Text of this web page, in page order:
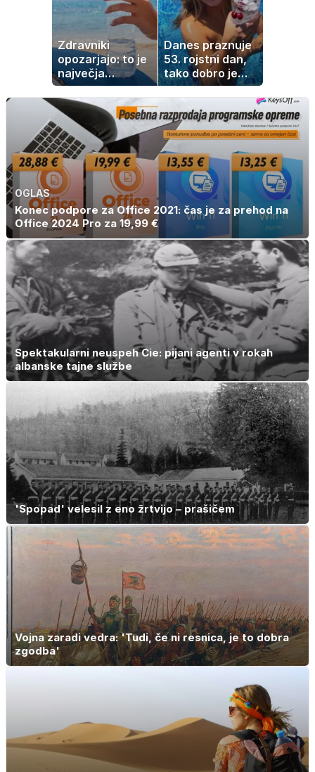
Zdravniki
opozarjajo: to je
največja
napaka, ki jo
ljudje delajo med
vročino
Danes praznuje
53. rojstni dan,
tako dobro je
videti znana
Slovenka
OGLAS
Konec podpore za Office 2021: čas je za prehod na
Office 2024 Pro za 19,99 €
Spektakularni neuspeh Cie: pijani agenti v rokah
albanske tajne službe
'Spopad' velesil z eno žrtvijo – prašičem
Vojna zaradi vedra: 'Tudi, če ni resnica, je to dobra
zgodba'